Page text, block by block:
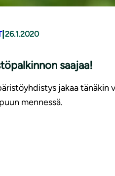
| 26.1.2020
saajaa!
jakaa
mennessä.